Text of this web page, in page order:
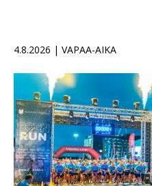
4.8.2026 | VAPAA-AIKA